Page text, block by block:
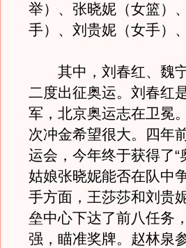
举）、张晓妮（女篮）
手）、刘贵妮（女手）
其中，刘春红、魏宁
二度出征奥运。刘春红
军，北京奥运志在卫冕
次冲金希望很大。 四年
运会，今年终于获得了
姑娘张晓妮能否在队中
手方面，王莎莎和刘贵
垒中心下达了前八任务
强，瞄准奖牌。赵林泉